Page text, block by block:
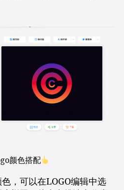
颜色搭配
，可以在LOGO编辑中选